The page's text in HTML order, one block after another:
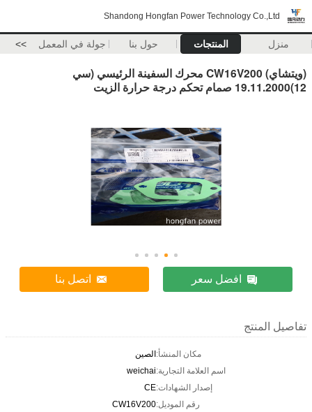
Shandong Hongfan Power Technology Co.,Ltd
منزل المنتجات حول بنا جولة في المعمل >>
(ويتشاي) CW16V200 محرك السفينة الرئيسي (سي
12)19.11.2000 صمام تحكم درجة حرارة الزيت
افضل سعر اتصل بنا
تفاصيل المنتج
مكان المنشأ:الصين
اسم العلامة التجارية:weichai
إصدار الشهادات:CE
رقم الموديل:CW16V200